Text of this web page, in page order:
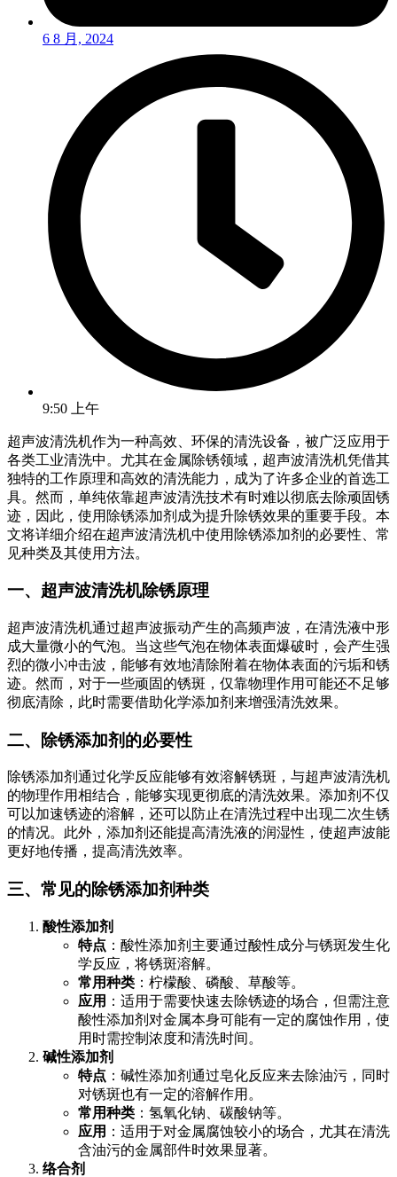
6 8 月, 2024
9:50 上午
超声波清洗机作为一种高效、环保的清洗设备，被广泛应用于
各类工业清洗中。尤其在金属除锈领域，超声波清洗机凭借其
独特的工作原理和高效的清洗能力，成为了许多企业的首选工
具。然而，单纯依靠超声波清洗技术有时难以彻底去除顽固锈
迹，因此，使用除锈添加剂成为提升除锈效果的重要手段。本
文将详细介绍在超声波清洗机中使用除锈添加剂的必要性、常
见种类及其使用方法。
一、超声波清洗机除锈原理
超声波清洗机通过超声波振动产生的高频声波，在清洗液中形
成大量微小的气泡。当这些气泡在物体表面爆破时，会产生强
烈的微小冲击波，能够有效地清除附着在物体表面的污垢和锈
迹。然而，对于一些顽固的锈斑，仅靠物理作用可能还不足够
彻底清除，此时需要借助化学添加剂来增强清洗效果。
二、除锈添加剂的必要性
除锈添加剂通过化学反应能够有效溶解锈斑，与超声波清洗机
的物理作用相结合，能够实现更彻底的清洗效果。添加剂不仅
可以加速锈迹的溶解，还可以防止在清洗过程中出现二次生锈
的情况。此外，添加剂还能提高清洗液的润湿性，使超声波能
更好地传播，提高清洗效率。
三、常见的除锈添加剂种类
酸性添加剂
特点 ：酸性添加剂主要通过酸性成分与锈斑发生化
学反应，将锈斑溶解。
常用种类 ：柠檬酸、磷酸、草酸等。
应用 ：适用于需要快速去除锈迹的场合，但需注意
酸性添加剂对金属本身可能有一定的腐蚀作用，使
用时需控制浓度和清洗时间。
碱性添加剂
特点 ：碱性添加剂通过皂化反应来去除油污，同时
对锈斑也有一定的溶解作用。
常用种类 ：氢氧化钠、碳酸钠等。
应用 ：适用于对金属腐蚀较小的场合，尤其在清洗
含油污的金属部件时效果显著。
络合剂